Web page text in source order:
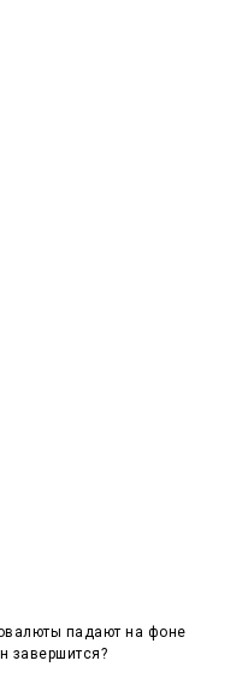
падают на фоне
завершится?